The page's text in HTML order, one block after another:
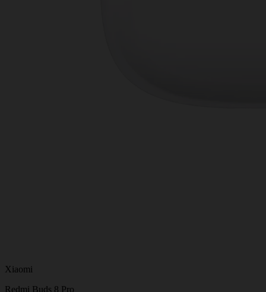
Xiaomi
Redmi Buds 8 Pro